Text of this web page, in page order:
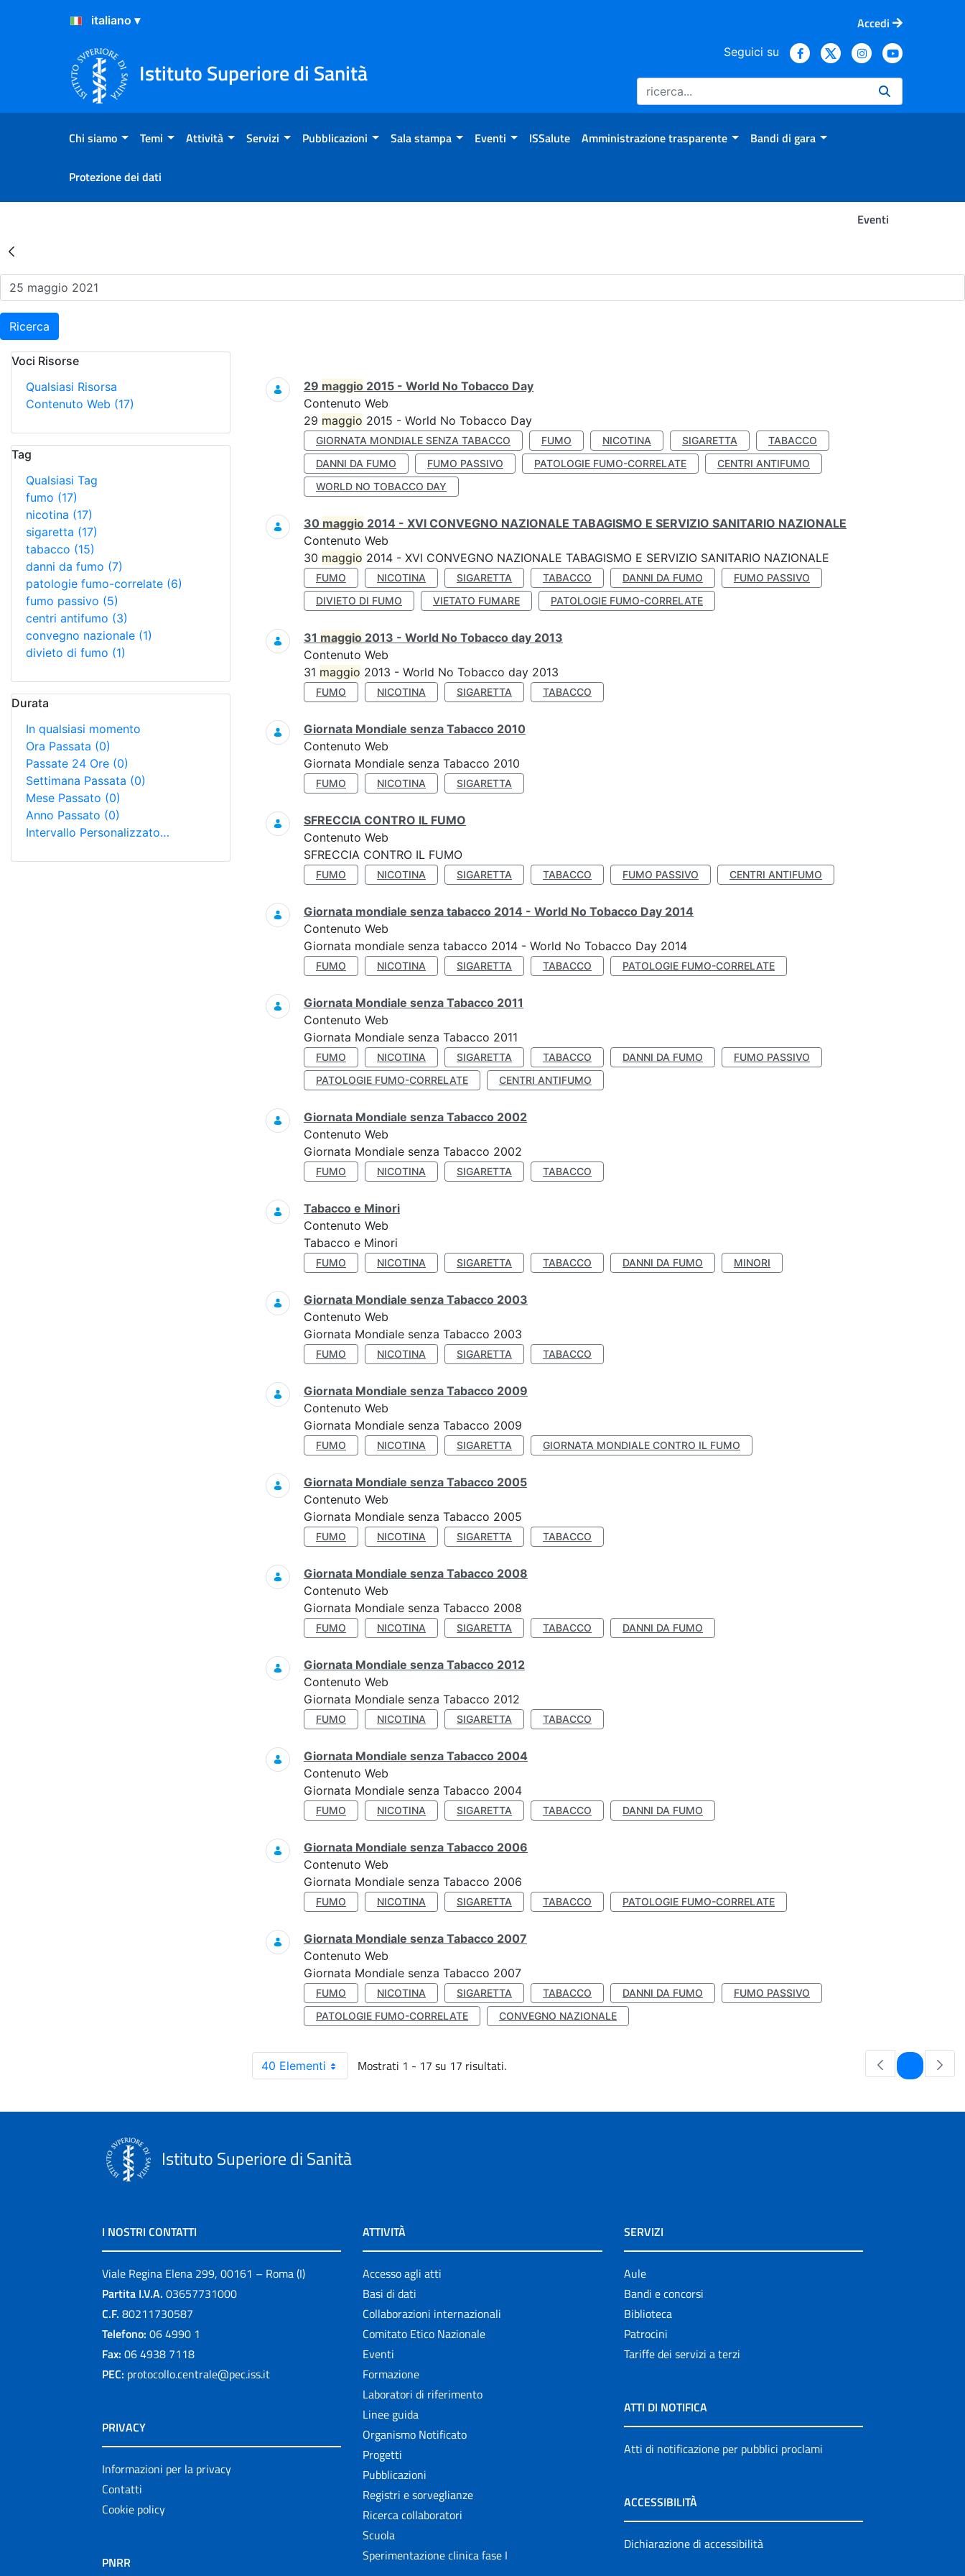
Salta al Contenuto
Salta al Footer
Accedi
Istituto Superiore di Sanità
Seguici su
Chi siamo Temi Attività Servizi Pubblicazioni Sala stampa Eventi ISSalute Amministrazione trasparente Bandi di gara
Protezione dei dati
Eventi
Risultati della Ricerca - Eventi
Ricerca
Voci Risorse
Qualsiasi Risorsa
Contenuto Web (17)
Tag
Qualsiasi Tag
fumo (17)
nicotina (17)
sigaretta (17)
tabacco (15)
danni da fumo (7)
patologie fumo-correlate (6)
fumo passivo (5)
centri antifumo (3)
convegno nazionale (1)
divieto di fumo (1)
Durata
In qualsiasi momento
Ora Passata (0)
Passate 24 Ore (0)
Settimana Passata (0)
Mese Passato (0)
Anno Passato (0)
Intervallo Personalizzato…
Ricerca
29 maggio 2015 - World No Tobacco Day
Contenuto Web
29 maggio 2015 - World No Tobacco Day
GIORNATA MONDIALE SENZA TABACCO FUMO NICOTINA SIGARETTA
TABACCO
DANNI DA FUMO
FUMO PASSIVO PATOLOGIE FUMO-CORRELATE
CENTRI ANTIFUMO
WORLD NO TOBACCO DAY
30 maggio 2014 - XVI CONVEGNO NAZIONALE TABAGISMO E SERVIZIO SANITARIO NAZIONALE
Contenuto Web
30 maggio 2014 - XVI CONVEGNO NAZIONALE TABAGISMO E SERVIZIO SANITARIO NAZIONALE
FUMO NICOTINA SIGARETTA TABACCO DANNI DA FUMO
FUMO PASSIVO
DIVIETO DI FUMO
VIETATO FUMARE PATOLOGIE FUMO-CORRELATE
31 maggio 2013 - World No Tobacco day 2013
Contenuto Web
31 maggio 2013 - World No Tobacco day 2013
FUMO NICOTINA SIGARETTA TABACCO
Giornata Mondiale senza Tabacco 2010
Contenuto Web
Giornata Mondiale senza Tabacco 2010
FUMO NICOTINA SIGARETTA
SFRECCIA CONTRO IL FUMO
Contenuto Web
SFRECCIA CONTRO IL FUMO
FUMO NICOTINA SIGARETTA TABACCO FUMO PASSIVO CENTRI ANTIFUMO
Giornata mondiale senza tabacco 2014 - World No Tobacco Day 2014
Contenuto Web
Giornata mondiale senza tabacco 2014 - World No Tobacco Day 2014
FUMO NICOTINA SIGARETTA TABACCO PATOLOGIE FUMO-CORRELATE
Giornata Mondiale senza Tabacco 2011
Contenuto Web
Giornata Mondiale senza Tabacco 2011
FUMO NICOTINA SIGARETTA TABACCO DANNI DA FUMO
FUMO PASSIVO
PATOLOGIE FUMO-CORRELATE
CENTRI ANTIFUMO
Giornata Mondiale senza Tabacco 2002
Contenuto Web
Giornata Mondiale senza Tabacco 2002
FUMO NICOTINA SIGARETTA TABACCO
Tabacco e Minori
Contenuto Web
Tabacco e Minori
FUMO NICOTINA SIGARETTA TABACCO DANNI DA FUMO MINORI
Giornata Mondiale senza Tabacco 2003
Contenuto Web
Giornata Mondiale senza Tabacco 2003
FUMO NICOTINA SIGARETTA TABACCO
Giornata Mondiale senza Tabacco 2009
Contenuto Web
Giornata Mondiale senza Tabacco 2009
FUMO NICOTINA SIGARETTA GIORNATA MONDIALE CONTRO IL FUMO
Giornata Mondiale senza Tabacco 2005
Contenuto Web
Giornata Mondiale senza Tabacco 2005
FUMO NICOTINA SIGARETTA TABACCO
Giornata Mondiale senza Tabacco 2008
Contenuto Web
Giornata Mondiale senza Tabacco 2008
FUMO NICOTINA SIGARETTA TABACCO DANNI DA FUMO
Giornata Mondiale senza Tabacco 2012
Contenuto Web
Giornata Mondiale senza Tabacco 2012
FUMO NICOTINA SIGARETTA TABACCO
Giornata Mondiale senza Tabacco 2004
Contenuto Web
Giornata Mondiale senza Tabacco 2004
FUMO NICOTINA SIGARETTA TABACCO DANNI DA FUMO
Giornata Mondiale senza Tabacco 2006
Contenuto Web
Giornata Mondiale senza Tabacco 2006
FUMO NICOTINA SIGARETTA TABACCO PATOLOGIE FUMO-CORRELATE
Giornata Mondiale senza Tabacco 2007
Contenuto Web
Giornata Mondiale senza Tabacco 2007
FUMO NICOTINA SIGARETTA TABACCO DANNI DA FUMO
FUMO PASSIVO
PATOLOGIE FUMO-CORRELATE
CONVEGNO NAZIONALE
40 Elementi Mostrati 1 - 17 su 17 risultati. Pagina
Istituto Superiore di Sanità
I NOSTRI CONTATTI
Viale Regina Elena 299, 00161 – Roma (I)
Partita I.V.A. 03657731000
C.F. 80211730587
Telefono: 06 4990 1
Fax: 06 4938 7118
PEC: protocollo.centrale@pec.iss.it
PRIVACY
Informazioni per la privacy
Contatti
Cookie policy
PNRR
ATTIVITÀ
Accesso agli atti
Basi di dati
Collaborazioni internazionali
Comitato Etico Nazionale
Eventi
Formazione
Laboratori di riferimento
Linee guida
Organismo Notificato
Progetti
Pubblicazioni
Registri e sorveglianze
Ricerca collaboratori
Scuola
Sperimentazione clinica fase I
SERVIZI
Aule
Bandi e concorsi
Biblioteca
Patrocini
Tariffe dei servizi a terzi
ATTI DI NOTIFICA
Atti di notificazione per pubblici proclami
ACCESSIBILITÀ
Dichiarazione di accessibilità